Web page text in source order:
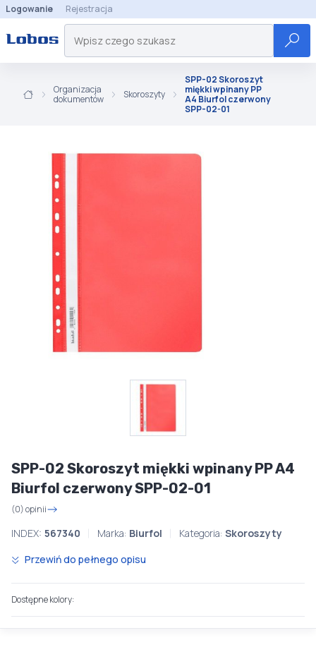
Logowanie Rejestracja
Organizacja
dokumentów
Skoroszyty
SPP-02 Skoroszyt
miękki wpinany PP
A4 Biurfol czerwony
SPP-02-01
SPP-02 Skoroszyt miękki wpinany PP A4
Biurfol czerwony SPP-02-01
(0) opinii
INDEX: 567340 Marka: Biurfol Kategoria: Skoroszyty
Przewiń do pełnego opisu
Dostępne kolory: